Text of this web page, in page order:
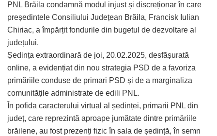
PNL Brăila condamnă modul injust și discreționar în care
președintele Consiliului Județean Brăila, Francisk Iulian
Chiriac, a împărțit fondurile din bugetul de dezvoltare al
județului.
Ședința extraordinară de joi, 20.02.2025, desfășurată
online, a evidențiat din nou strategia PSD de a favoriza
primăriile conduse de primari PSD și de a marginaliza
comunitățile administrate de edili PNL.
În pofida caracterului virtual al ședinței, primarii PNL din
județ, care reprezintă aproape jumătate dintre primăriile
brăilene, au fost prezenți fizic în sala de ședință, în semn